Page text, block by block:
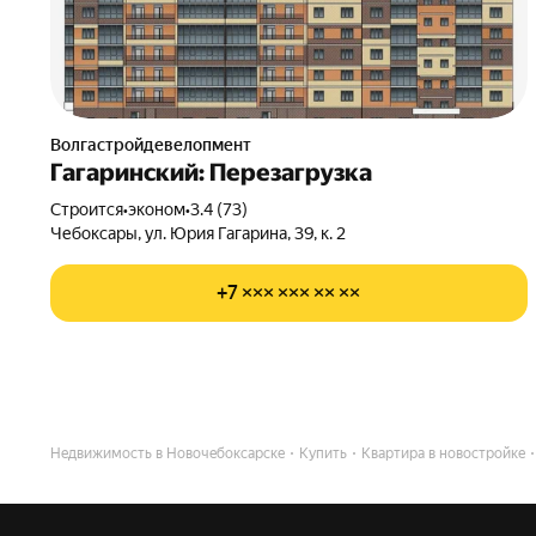
Волгастройдевелопмент
Гагаринский: Перезагрузка
Строится•эконом•3.4 (73)
Чебоксары, ул. Юрия Гагарина, 39, к. 2
+7 ××× ××× ×× ××
Недвижимость в Новочебоксарске Купить Квартира в новостройке